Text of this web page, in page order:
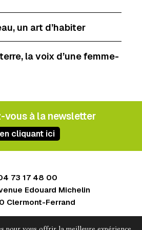
un art d’habiter
la voix d’une femme-
vous à la newsletter
en cliquant ici
73 17 48 00
Edouard Michelin
Clermont-Ferrand